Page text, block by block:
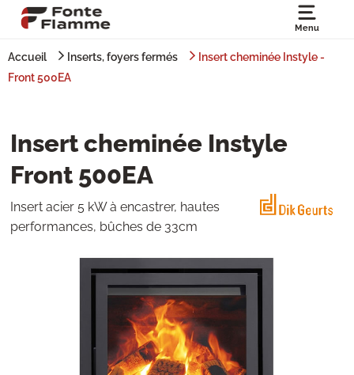
Menu
Accueil Inserts, foyers fermés
Insert cheminée Instyle -
Front 500EA
Insert cheminée Instyle
Front 500EA
Insert acier 5 kW à encastrer, hautes
performances, bûches de 33cm